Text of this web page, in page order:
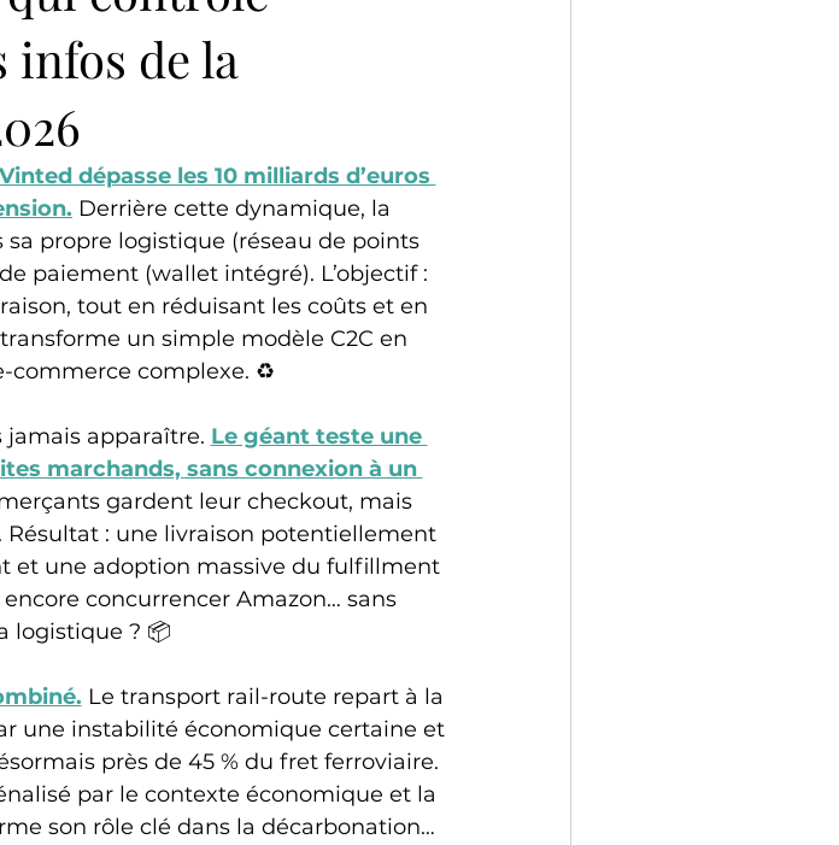
infos de la
dépasse les 10 milliards d’euros
Derrière cette dynamique, la
propre logistique (réseau de points
paiement (wallet intégré). L’objectif :
tout en réduisant les coûts et en
un simple modèle C2C en
commerce complexe. ♻️
jamais apparaître. Le géant teste une
marchands, sans connexion à un
gardent leur checkout, mais
: une livraison potentiellement
et une adoption massive du fulfillment
concurrencer Amazon… sans
logistique ? 📦
Le transport rail-route repart à la
une instabilité économique certaine et
près de 45 % du fret ferroviaire.
par le contexte économique et la
son rôle clé dans la décarbonation…